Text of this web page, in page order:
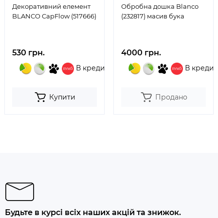
Декоративний елемент
BLANCO CapFlow (517666)
530 грн.
В кредит
Купити
Обробна дошка Blanco
(232817) масив бука
4000 грн.
В кредит
Продано
Будьте в курсі всіх наших акцій та знижок.